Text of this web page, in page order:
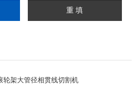
轮架大管径相贯线切割机